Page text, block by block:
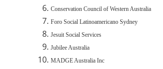
Conservation Council of Western Australia
Foro Social Latinoamericano Sydney
Jesuit Social Services
Jubilee Australia
MADGE Australia Inc